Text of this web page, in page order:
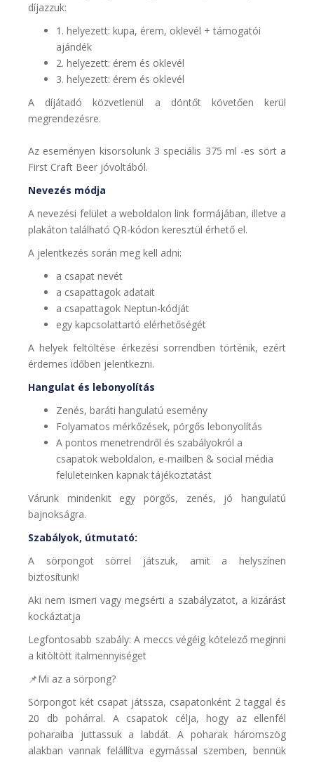
díjazzuk:
1. helyezett: kupa, érem, oklevél + támogatói
ajándék
2. helyezett: érem és oklevél
3. helyezett: érem és oklevél
A díjátadó közvetlenül a döntőt követően kerül
megrendezésre.
Az eseményen kisorsolunk 3 speciális 375 ml -es sört a
First Craft Beer jóvoltából.
Nevezés módja
A nevezési felület a weboldalon link formájában, illetve a
plakáton található QR-kódon keresztül érhető el.
A jelentkezés során meg kell adni:
a csapat nevét
a csapattagok adatait
a csapattagok Neptun-kódját
egy kapcsolattartó elérhetőségét
A helyek feltöltése érkezési sorrendben történik, ezért
érdemes időben jelentkezni.
Hangulat és lebonyolítás
Zenés, baráti hangulatú esemény
Folyamatos mérkőzések, pörgős lebonyolítás
A pontos menetrendről és szabályokról a
csapatok weboldalon, e-mailben & social média
felületeinken kapnak tájékoztatást
Várunk mindenkit egy pörgős, zenés, jó hangulatú
bajnokságra.
Szabályok, útmutató:
A sörpongot sörrel játszuk, amit a helyszínen
biztosítunk!
Aki nem ismeri vagy megsérti a szabályzatot, a kizárást
kockáztatja
Legfontosabb szabály: A meccs végéig kötelező meginni
a kitöltött italmennyiséget
📌Mi az a sörpong?
Sörpongot két csapat játssza, csapatonként 2 taggal és
20 db pohárral. A csapatok célja, hogy az ellenfél
poharaiba juttassuk a labdát. A poharak háromszög
alakban vannak felállítva egymással szemben, bennük